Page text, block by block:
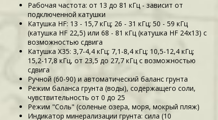
Рабочая частота: от 13 до 81 кГц - зависит от
подключенной катушки
Катушка HF: 13 - 15,7 кГц; 26 - 31 кГц; 50 - 59 кГц
(катушка HF 22,5) или 68 - 81 кГц (катушка HF 24х13) с
возможностью сдвига
Катушка X35: 3,7-4,4 кГц; 7,1-8,4 кГц; 10,5-12,4 кГц;
15,2-17,8 кГц, от 23,5 до 27,7 кГц с возможностью
сдвига
Ручной (60-90) и автоматический баланс грунта
Режим баланса грунта (воды), содержащего соли,
чувствительность от 0 до 25
Режим "Соль" (соленые озера, моря, мокрый пляж)
Индикатор минерализации грунта: сила (10